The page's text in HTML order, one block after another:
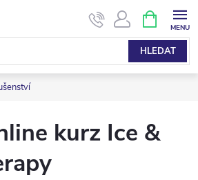
HLEDAT
NÁKUPNÍ
KOŠÍK
kurz Ice &